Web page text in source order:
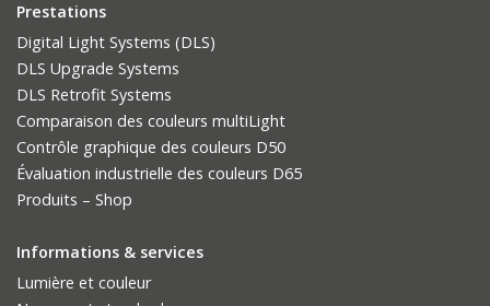
Prestations
Digital Light Systems (DLS)
DLS Upgrade Systems
DLS Retrofit Systems
Comparaison des couleurs multiLight
Contrôle graphique des couleurs D50
Évaluation industrielle des couleurs D65
Produits – Shop
Informations & services
Lumière et couleur